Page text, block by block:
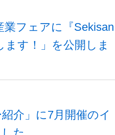
業フェアに『Sekisan
す！」を公開しま
介」に7月開催のイ